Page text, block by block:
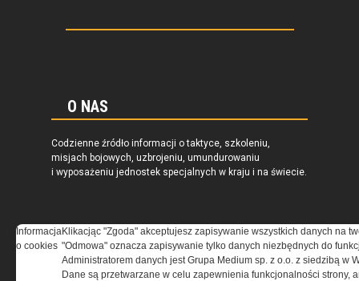
O NAS
Codzienne źródło informacji o taktyce, szkoleniu,
misjach bojowych, uzbrojeniu, umundurowaniu
i wyposażeniu jednostek specjalnych w kraju i na świecie.
REGULAMIN
Informacja
o cookies
Klikacjąc "Zgoda" akceptujesz zapisywanie wszystkich danych na
"Odmowa" oznacza zapisywanie tylko danych niezbędnych do
Administratorem danych jest Grupa Medium sp. z o.o. z siedzibą w
Dane są przetwarzane w celu zapewnienia funkcjonalności strony,